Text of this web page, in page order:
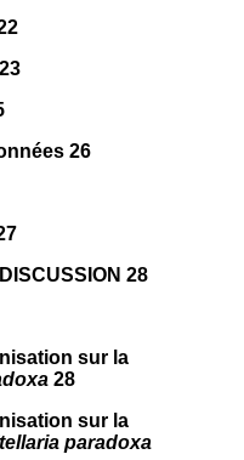
23
26
28
sur la
28
sur la
paradoxa